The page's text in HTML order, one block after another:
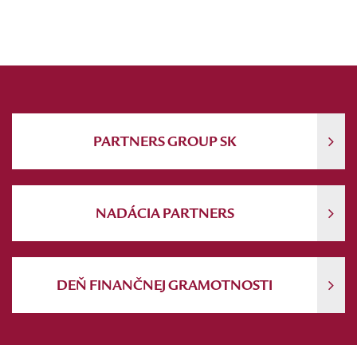
PARTNERS GROUP SK
NADÁCIA PARTNERS
DEŇ FINANČNEJ GRAMOTNOSTI